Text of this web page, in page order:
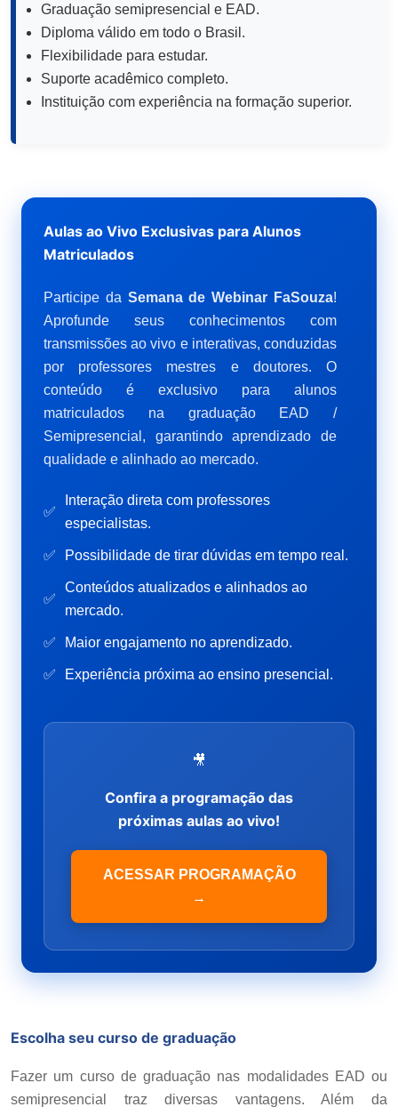
Graduação semipresencial e EAD.
Diploma válido em todo o Brasil.
Flexibilidade para estudar.
Suporte acadêmico completo.
Instituição com experiência na formação superior.
Aulas ao Vivo Exclusivas para Alunos
Matriculados
Participe da Semana de Webinar FaSouza!
Aprofunde seus conhecimentos com
transmissões ao vivo e interativas, conduzidas
por professores mestres e doutores. O
conteúdo é exclusivo para alunos
matriculados na graduação EAD /
Semipresencial, garantindo aprendizado de
qualidade e alinhado ao mercado.
✅
Interação direta com professores
especialistas.
✅ Possibilidade de tirar dúvidas em tempo real.
✅
Conteúdos atualizados e alinhados ao
mercado.
✅ Maior engajamento no aprendizado.
✅ Experiência próxima ao ensino presencial.
🎥
Confira a programação das
próximas aulas ao vivo!
ACESSAR PROGRAMAÇÃO
→
Escolha seu curso de graduação
Fazer um curso de graduação nas modalidades EAD ou
semipresencial traz diversas vantagens. Além da